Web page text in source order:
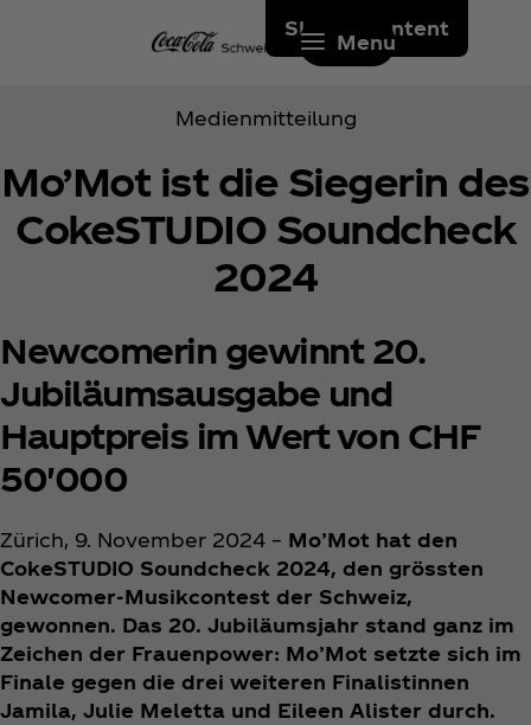
Skip to content
Menu
Medienmitteilung
Mo’Mot ist die Siegerin des
CokeSTUDIO Soundcheck
2024
Newcomerin gewinnt 20.
Jubiläumsausgabe und
Hauptpreis im Wert von CHF
50'000
Zürich, 9. November 2024 – Mo’Mot hat den
CokeSTUDIO Soundcheck 2024, den grössten
Newcomer-Musikcontest der Schweiz,
gewonnen. Das 20. Jubiläumsjahr stand ganz im
Zeichen der Frauenpower: Mo’Mot setzte sich im
Finale gegen die drei weiteren Finalistinnen
Jamila, Julie Meletta und Eileen Alister durch.